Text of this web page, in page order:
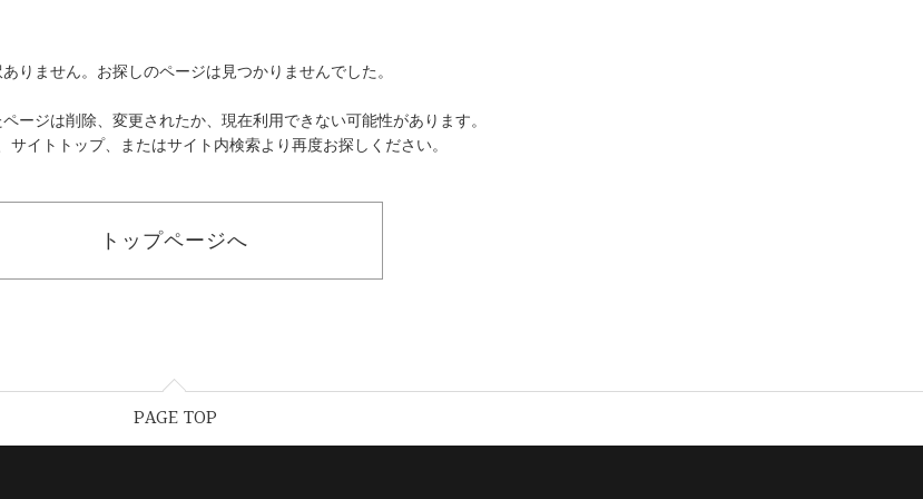
りません。お探しのページは見つかりませんでした。
ージは削除、変更されたか、現在利用できない可能性があります。
サイトトップ、またはサイト内検索より再度お探しください。
トップページへ
PAGE TOP